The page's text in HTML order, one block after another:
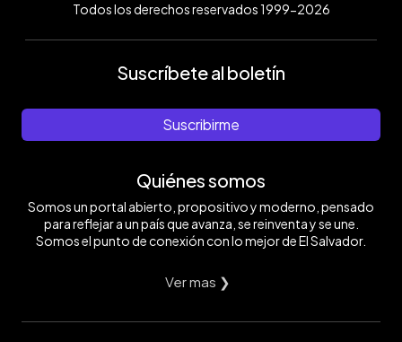
Todos los derechos reservados 1999-2026
Suscríbete al boletín
Suscribirme
Quiénes somos
Somos un portal abierto, propositivo y moderno, pensado
para reflejar a un país que avanza, se reinventa y se une.
Somos el punto de conexión con lo mejor de El Salvador.
Ver mas ❯